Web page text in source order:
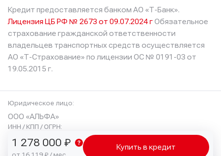
1 278 000 ₽ Купить в кредит
Кредит предоставляется банком АО «Т-Банк».
Лицензия ЦБ РФ № 2673 от 09.07.2024 гОбязательное
страхование гражданской ответственности
владельцев транспортных средств осуществляется
АО «Т-Страхование» по лицензии ОС № 0191-03 от
19.05.2015 г.
Юридическое лицо:
ООО «АЛЬФА»
ИНН / КПП / ОГРН:
6320085244 / 632001001 / 1256300001330